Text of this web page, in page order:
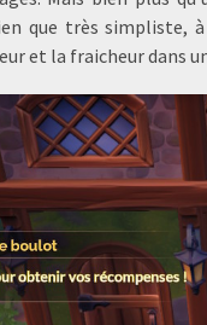
que très simpliste,
et la fraicheur dans